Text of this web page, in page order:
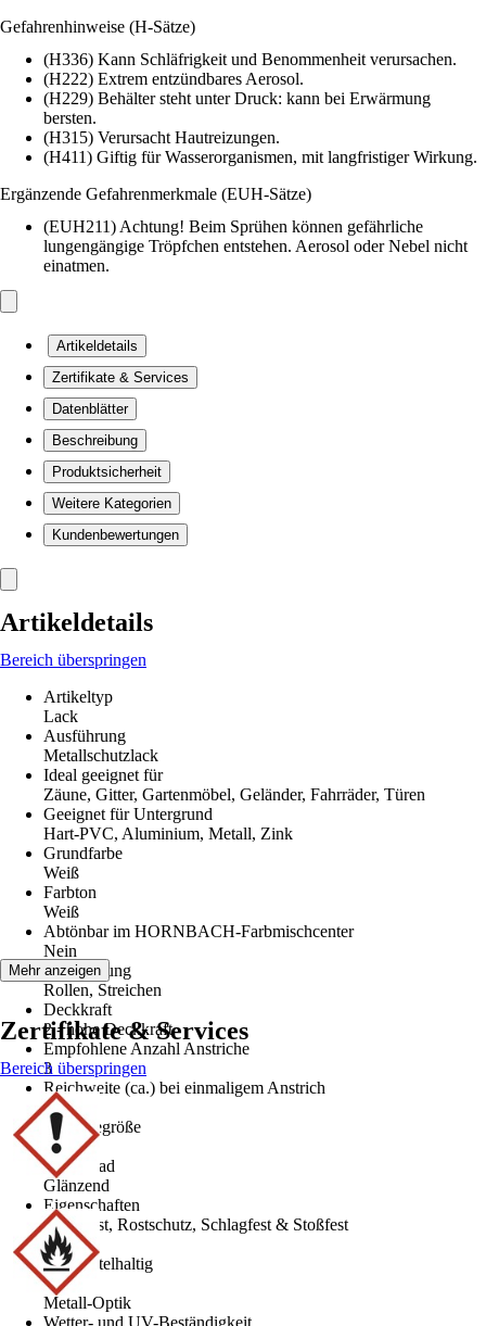
Gefahrenhinweise (H-Sätze)
(H336) Kann Schläfrigkeit und Benommenheit verursachen.
(H222) Extrem entzündbares Aerosol.
(H229) Behälter steht unter Druck: kann bei Erwärmung
bersten.
(H315) Verursacht Hautreizungen.
(H411) Giftig für Wasserorganismen, mit langfristiger Wirkung.
Ergänzende Gefahrenmerkmale (EUH-Sätze)
(EUH211) Achtung! Beim Sprühen können gefährliche
lungengängige Tröpfchen entstehen. Aerosol oder Nebel nicht
einatmen.
Artikeldetails
Zertifikate & Services
Datenblätter
Beschreibung
Produktsicherheit
Weitere Kategorien
Kundenbewertungen
Artikeldetails
Bereich überspringen
Artikeltyp
Lack
Ausführung
Metallschutzlack
Ideal geeignet für
Zäune, Gitter, Gartenmöbel, Geländer, Fahrräder, Türen
Geeignet für Untergrund
Hart-PVC, Aluminium, Metall, Zink
Grundfarbe
Weiß
Farbton
Weiß
Abtönbar im HORNBACH-Farbmischcenter
Nein
Verarbeitung
Rollen, Streichen
Deckkraft
2 - hohe Deckkraft
Empfohlene Anzahl Anstriche
3
Reichweite (ca.) bei einmaligem Anstrich
10 m²/l
Gebindegröße
2,5 l
Glanzgrad
Glänzend
Eigenschaften
Blockfest, Rostschutz, Schlagfest & Stoßfest
Basis
Lösemittelhaltig
Optik
Metall-Optik
Wetter- und UV-Beständigkeit
Mehr anzeigen
Zertifikate & Services
Bereich überspringen